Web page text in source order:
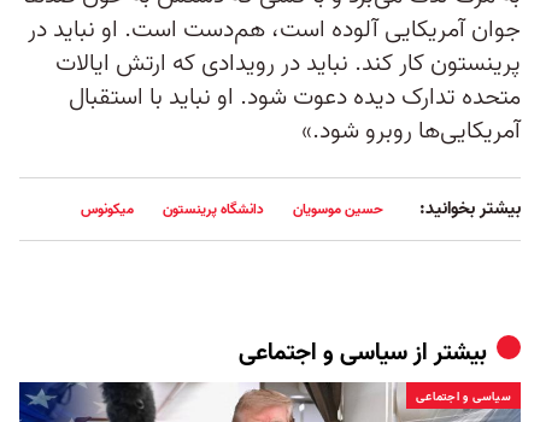
جوان آمریکایی آلوده است، هم‌دست است. او نباید در
پرینستون کار کند. نباید در رویدادی که ارتش ایالات
متحده تدارک دیده دعوت شود. او نباید با استقبال
آمریکایی‌ها روبرو شود.»
بیشتر بخوانید: حسین موسویان دانشگاه پرینستون میکونوس
بیشتر ازسیاسی و اجتماعی
سیاسی و اجتماعی